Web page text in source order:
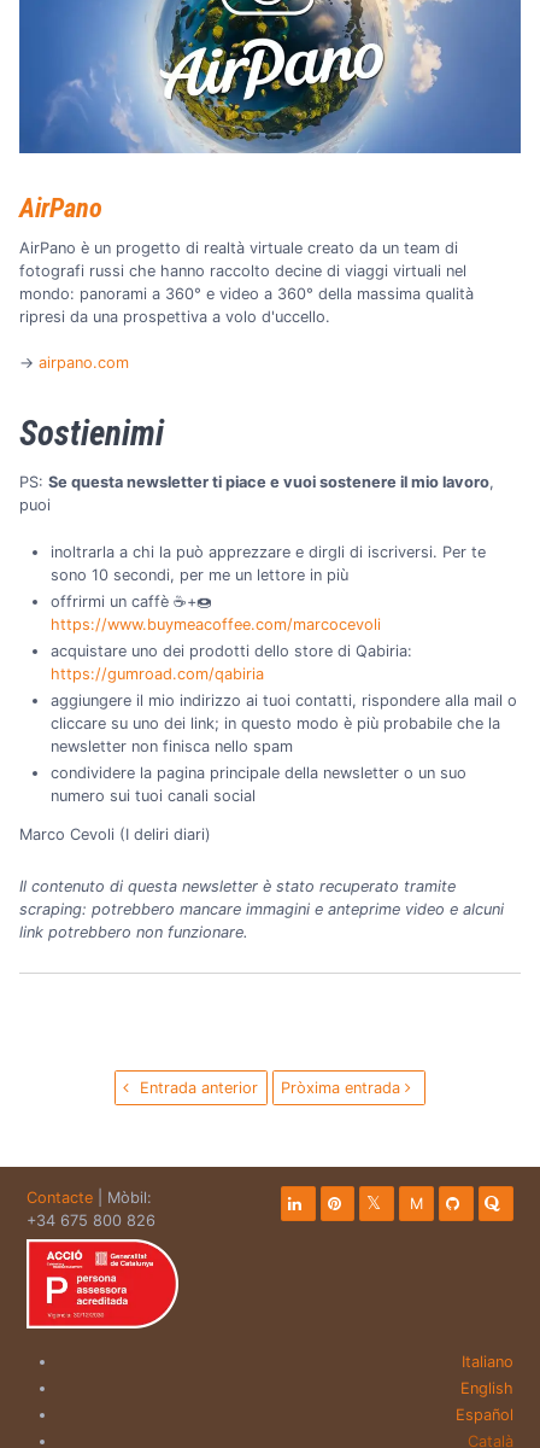
AirPano
AirPano è un progetto di realtà virtuale creato da un team di
fotografi russi che hanno raccolto decine di viaggi virtuali nel
mondo: panorami a 360° e video a 360° della massima qualità
ripresi da una prospettiva a volo d'uccello.
→ airpano.com
Sostienimi
PS: Se questa newsletter ti piace e vuoi sostenere il mio lavoro,
puoi
inoltrarla a chi la può apprezzare e dirgli di iscriversi. Per te
sono 10 secondi, per me un lettore in più
offrirmi un caffè ☕+🍩
https://www.buymeacoffee.com/marcocevoli
acquistare uno dei prodotti dello store di Qabiria:
https://gumroad.com/qabiria
aggiungere il mio indirizzo ai tuoi contatti, rispondere alla mail o
cliccare su uno dei link; in questo modo è più probabile che la
newsletter non finisca nello spam
condividere la pagina principale della newsletter o un suo
numero sui tuoi canali social
Marco Cevoli (I deliri diari)
Il contenuto di questa newsletter è stato recuperato tramite
scraping: potrebbero mancare immagini e anteprime video e alcuni
link potrebbero non funzionare.
Entrada anterior Pròxima entrada
Contacte | Mòbil:
+34 675 800 826
M
Italiano
English
Español
Català